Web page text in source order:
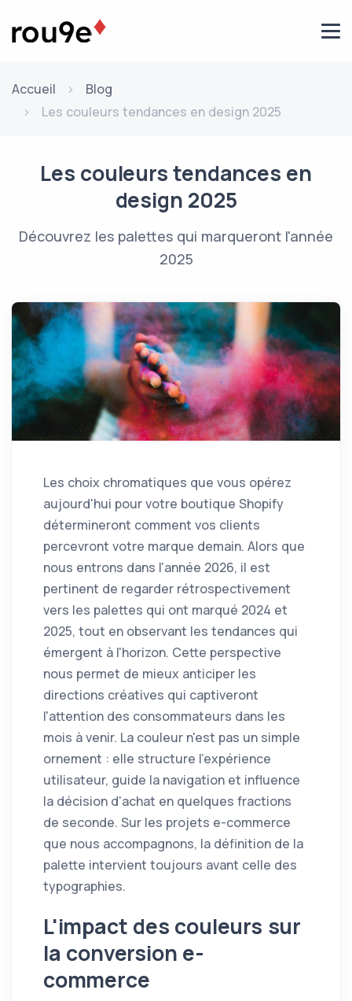
Accueil
Blog
Les couleurs tendances en design 2025
Les couleurs tendances en
design 2025
Découvrez les palettes qui marqueront l'année
2025
Les choix chromatiques que vous opérez
aujourd'hui pour votre boutique Shopify
détermineront comment vos clients
percevront votre marque demain. Alors que
nous entrons dans l'année 2026, il est
pertinent de regarder rétrospectivement
vers les palettes qui ont marqué 2024 et
2025, tout en observant les tendances qui
émergent à l'horizon. Cette perspective
nous permet de mieux anticiper les
directions créatives qui captiveront
l'attention des consommateurs dans les
mois à venir. La couleur n'est pas un simple
ornement : elle structure l'expérience
utilisateur, guide la navigation et influence
la décision d'achat en quelques fractions
de seconde. Sur les projets e-commerce
que nous accompagnons, la définition de la
palette intervient toujours avant celle des
typographies.
L'impact des couleurs sur
la conversion e-
commerce